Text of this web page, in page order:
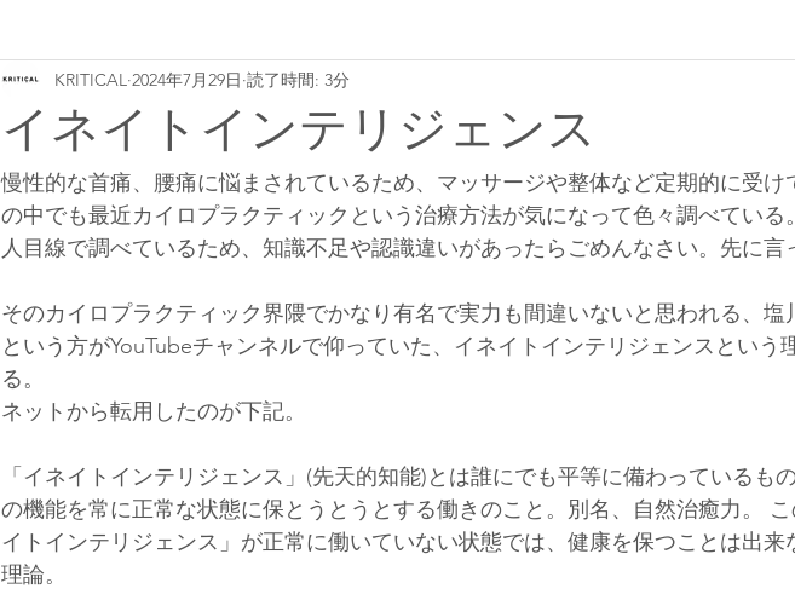
イネイトインテリジェンス
KRITICAL 2024年7月29日 読了時間: 3分
慢性的な首痛、腰痛に悩まされているため、マッサージや整体など定期的に受け
の中でも最近カイロプラクティックという治療方法が気になって色々調べている
人目線で調べているため、知識不足や認識違いがあったらごめんなさい。先に言
そのカイロプラクティック界隈でかなり有名で実力も間違いないと思われる、塩
という方がYouTubeチャンネルで仰っていた、イネイトインテリジェンスという
る。
ネットから転用したのが下記。
「イネイトインテリジェンス」(先天的知能)とは誰にでも平等に備わっているも
の機能を常に正常な状態に保とうとうとする働きのこと。別名、自然治癒力。
イトインテリジェンス」が正常に働いていない状態では、健康を保つことは出来
理論。